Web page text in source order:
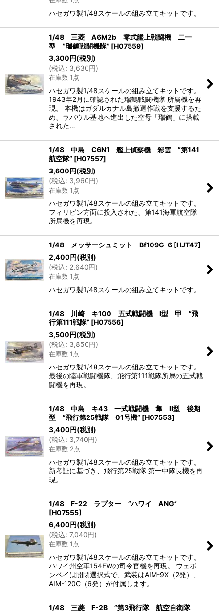
ハセガワ製1/48スケールの組み立てキットです。
1/48 三菱 A6M2b 零式艦上戦闘機 二一
型 ”瑞鶴戦闘機隊” [H07559]
3,300円(税別)
(税込: 3,630円)
在庫数 1点
ハセガワ製1/48スケールの組み立てキットです。
1943年2月に確認された瑞鶴戦闘機隊 所属機を再
現。 本機はガダルカナル島撤退作戦を支援するた
め、ラバウル基地へ進出した空母「瑞鶴」に搭載
された…
1/48 中島 C6N1 艦上偵察機 彩雲 ”第141
航空隊” [H07557]
3,600円(税別)
(税込: 3,960円)
在庫数 1点
ハセガワ製1/48スケールの組み立てキットです。
フィリピン方面に投入された、第141海軍航空隊
所属機を再現。
1/48 メッサーシュミット Bf109G-6 [HJT47]
2,400円(税別)
(税込: 2,640円)
在庫数 1点
ハセガワ製1/48スケールの組み立てキットです。
1/48 川崎 キ100 五式戦闘機 I型 甲 ”飛
行第111戦隊” [H07556]
3,500円(税別)
(税込: 3,850円)
在庫数 1点
ハセガワ製1/48スケールの組み立てキットです。
最後の陸軍戦闘機隊、飛行第111戦隊所属の五式戦
闘機を再現。
1/48 中島 キ43 一式戦闘機 隼 II型 後期
型 ”飛行第25戦隊 01号機” [H07553]
3,400円(税別)
(税込: 3,740円)
在庫数 2点
ハセガワ製1/48スケールの組み立てキットです。
新考証に基づき、飛行第25戦隊 第一中隊長機を再
現。
1/48 F-22 ラプター ”ハワイ ANG”
[H07555]
6,400円(税別)
(税込: 7,040円)
在庫数 1点
ハセガワ製1/48スケールの組み立てキットです。
ハワイ州空軍154FWの司令官機を再現。 ウェポ
ンベイは開閉選択式で、武装はAIM-9X（2発）、
AIM-120C（6発）が付属します。
1/48 三菱 F-2B ”第3飛行隊 航空自衛隊